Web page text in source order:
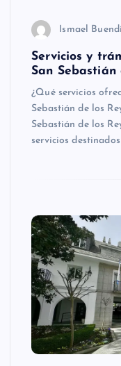
Ismael
Servicios y
San Sebastián
¿Qué servicios
Sebastián de los
Sebastián de los
servicios